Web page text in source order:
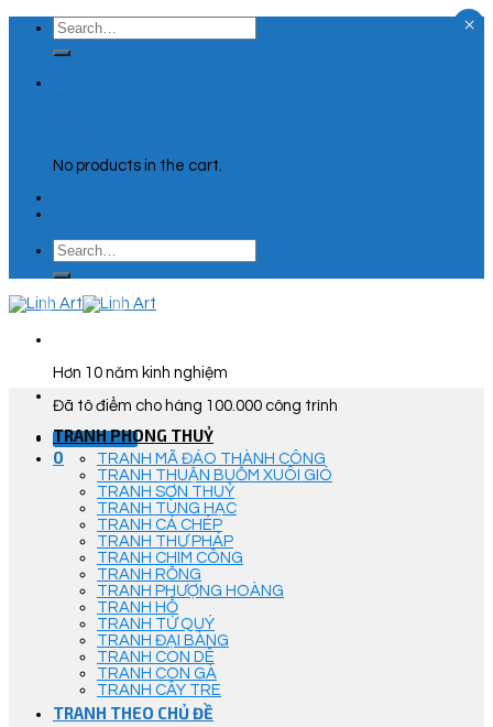
Skip
content
Search
for:
No products in the cart.
Search
for:
Hơn 10 năm kinh nghiệm
Đã tô điểm cho hàng 100.000 công trình
Góc Tư Vấn
0
TRANH PHONG THUỶ
TRANH MÃ ĐÁO THÀNH CÔNG
TRANH THUẬN BUỒM XUÔI GIÓ
TRANH SƠN THUỶ
TRANH TÙNG HẠC
TRANH CÁ CHÉP
TRANH THƯ PHÁP
TRANH CHIM CÔNG
TRANH RỒNG
TRANH PHƯỢNG HOÀNG
TRANH HỔ
TRANH TỨ QUÝ
TRANH ĐẠI BÀNG
TRANH CON DÊ
TRANH CON GÀ
TRANH CÂY TRE
TRANH THEO CHỦ ĐỀ
×